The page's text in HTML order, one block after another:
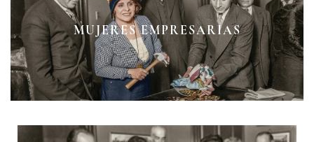
MUJERES EMPRESARIAS